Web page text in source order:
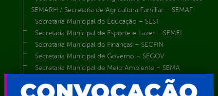
SEMARH / Secretaria de Agricultura Familiar – SEMAF
Secretaria Municipal de Educação – SEST
Secretaria Municipal de Esporte e Lazer – SEMEL
Secretaria Municipal de Finanças – SECFIN
Secretaria Municipal de Governo – SEGOV
Secretaria Municipal de Meio Ambiente – SEMA
Secretaria Municipal de Planejamento e Gestão – SEPLAG
Secretaria Municipal de Relações Institucionais – SEMRI